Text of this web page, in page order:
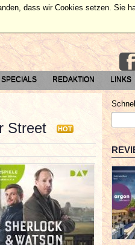
SPECIALS REDAKTION LINKS
Street HOT
dass wir Cookies setzen. Sie